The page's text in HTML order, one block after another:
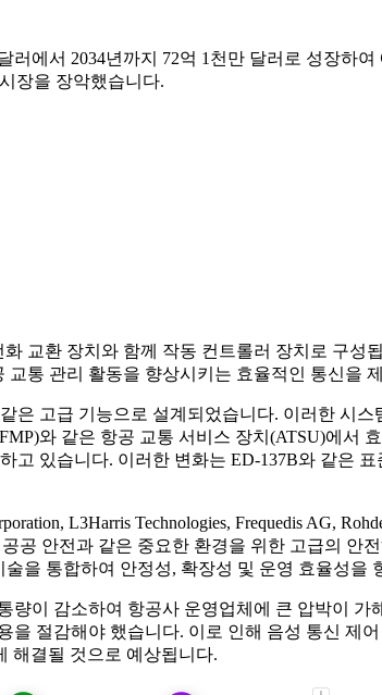
에서 2034년까지 72억 1천만 달러로 성장하
장을 장악했습니다.
교환 장치와 함께 작동 컨트롤러 장치로 구성
통 관리 활동을 향상시키는 효율적인 통신을
은 고급 기능으로 설계되었습니다. 이러한 시스
와 같은 항공 교통 서비스 장치(ATSU)에서
있습니다. 이러한 변화는 ED-137B와 같은
L3Harris Technologies, Frequedis AG,
공 안전과 같은 중요한 환경을 위한 고급의 안
을 통합하여 안정성, 확장성 및 운영 효율성을
이 감소하여 항공사 운영업체에 큰 압박이 가
절감해야 했습니다. 이로 인해 음성 통신 제
해결될 것으로 예상됩니다.